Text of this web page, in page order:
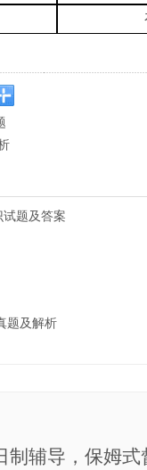
试题及答案
题及解析
制辅导，保姆